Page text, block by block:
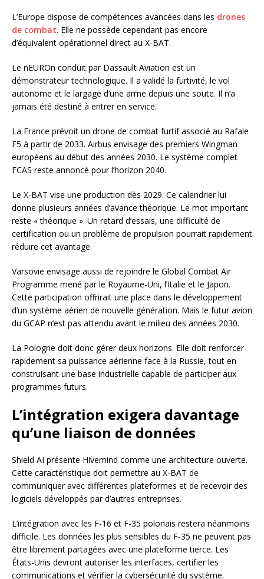
L’Europe dispose de compétences avancées dans les drones
de combat. Elle ne possède cependant pas encore
d’équivalent opérationnel direct au X-BAT.
Le nEUROn conduit par Dassault Aviation est un
démonstrateur technologique. Il a validé la furtivité, le vol
autonome et le largage d’une arme depuis une soute. Il n’a
jamais été destiné à entrer en service.
La France prévoit un drone de combat furtif associé au Rafale
F5 à partir de 2033. Airbus envisage des premiers Wingman
européens au début des années 2030. Le système complet
FCAS reste annoncé pour l’horizon 2040.
Le X-BAT vise une production dès 2029. Ce calendrier lui
donne plusieurs années d’avance théorique. Le mot important
reste « théorique ». Un retard d’essais, une difficulté de
certification ou un problème de propulsion pourrait rapidement
réduire cet avantage.
Varsovie envisage aussi de rejoindre le Global Combat Air
Programme mené par le Royaume-Uni, l’Italie et le Japon.
Cette participation offrirait une place dans le développement
d’un système aérien de nouvelle génération. Mais le futur avion
du GCAP n’est pas attendu avant le milieu des années 2030.
La Pologne doit donc gérer deux horizons. Elle doit renforcer
rapidement sa puissance aérienne face à la Russie, tout en
construisant une base industrielle capable de participer aux
programmes futurs.
L’intégration exigera davantage
qu’une liaison de données
Shield AI présente Hivemind comme une architecture ouverte.
Cette caractéristique doit permettre au X-BAT de
communiquer avec différentes plateformes et de recevoir des
logiciels développés par d’autres entreprises.
L’intégration avec les F-16 et F-35 polonais restera néanmoins
difficile. Les données les plus sensibles du F-35 ne peuvent pas
être librement partagées avec une plateforme tierce. Les
États-Unis devront autoriser les interfaces, certifier les
communications et vérifier la cybersécurité du système.